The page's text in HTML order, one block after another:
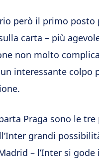
però il primo
carta – più
non molto
interessante colpo
Praga sono le
grandi
– l’Inter si